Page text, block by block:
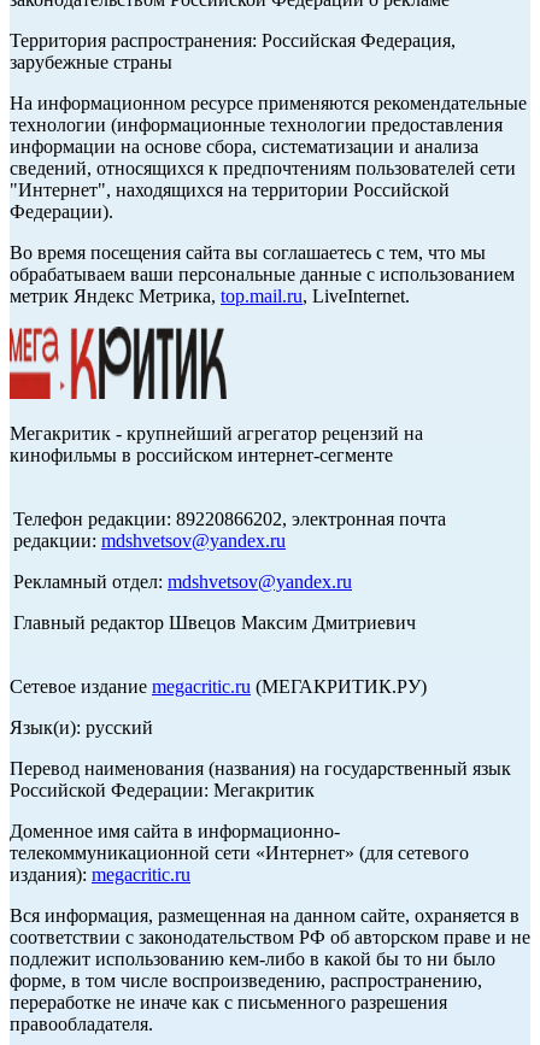
Территория распространения: Российская Федерация,
зарубежные страны
На информационном ресурсе применяются рекомендательные
технологии (информационные технологии предоставления
информации на основе сбора, систематизации и анализа
сведений, относящихся к предпочтениям пользователей сети
"Интернет", находящихся на территории Российской
Федерации).
Во время посещения сайта вы соглашаетесь с тем, что мы
обрабатываем ваши персональные данные с использованием
метрик Яндекс Метрика, top.mail.ru, LiveInternet.
Мегакритик - крупнейший агрегатор рецензий на
кинофильмы в российском интернет-сегменте
Телефон редакции: 89220866202, электронная почта
редакции: mdshvetsov@yandex.ru
Рекламный отдел: mdshvetsov@yandex.ru
Главный редактор Швецов Максим Дмитриевич
Сетевое издание megacritic.ru (МЕГАКРИТИК.РУ)
Язык(и): русский
Перевод наименования (названия) на государственный язык
Российской Федерации: Мегакритик
Доменное имя сайта в информационно-
телекоммуникационной сети «Интернет» (для сетевого
издания): megacritic.ru
Вся информация, размещенная на данном сайте, охраняется в
соответствии с законодательством РФ об авторском праве и не
подлежит использованию кем-либо в какой бы то ни было
форме, в том числе воспроизведению, распространению,
переработке не иначе как с письменного разрешения
правообладателя.